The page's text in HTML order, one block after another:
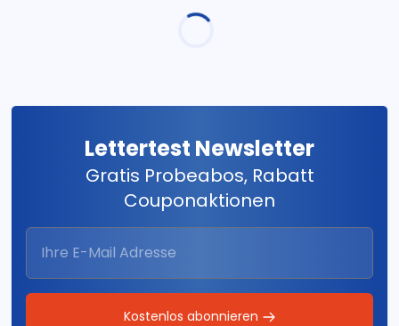
Lettertest Newsletter
Gratis Probeabos, Rabatt
Couponaktionen
Kostenlos abonnieren